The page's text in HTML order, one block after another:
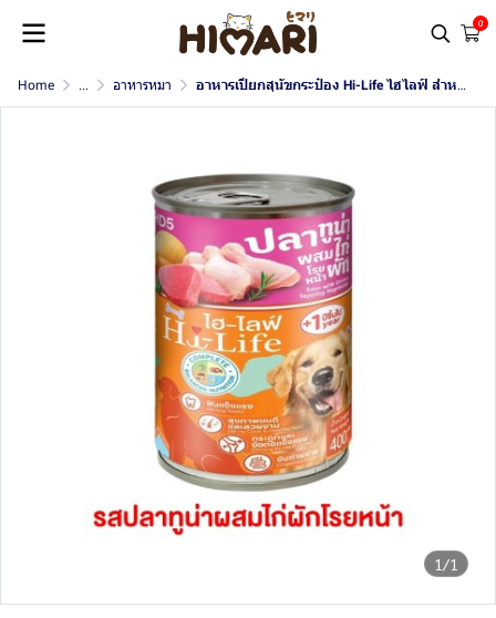
0
Home ... อาหารหมา อาหารเปียกสุนัขกระป๋อง Hi-Life ไฮไลฟ์ สำหรับสุนัขโต สูตร Complete & Balanced ขนาด 400 กรัม
1/1